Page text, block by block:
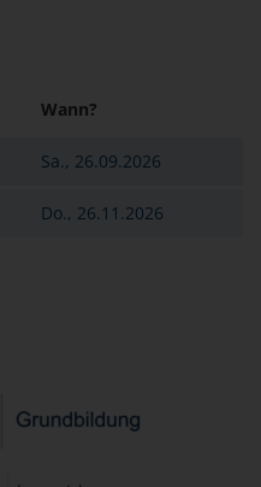
Wann?
Sa., 26.09.2026
Do., 26.11.2026